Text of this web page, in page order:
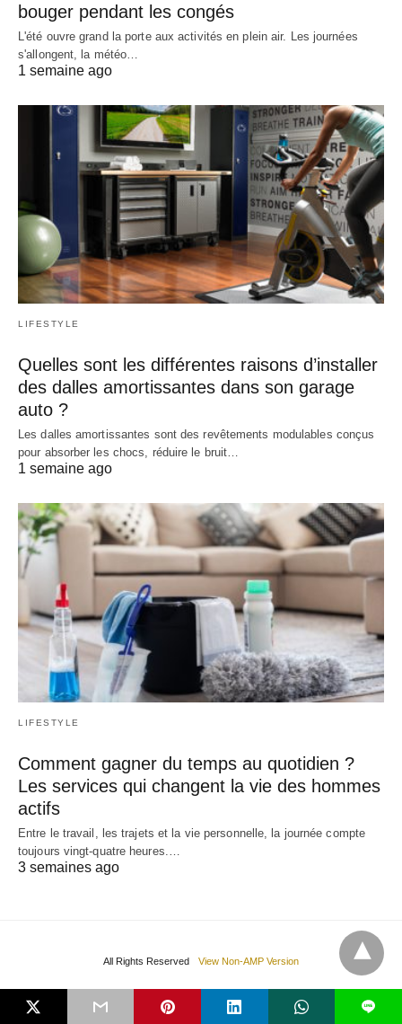
bouger pendant les congés
L'été ouvre grand la porte aux activités en plein air. Les journées
s'allongent, la météo…
1 semaine ago
LIFESTYLE
Quelles sont les différentes raisons d’installer
des dalles amortissantes dans son garage
auto ?
Les dalles amortissantes sont des revêtements modulables conçus
pour absorber les chocs, réduire le bruit…
1 semaine ago
LIFESTYLE
Comment gagner du temps au quotidien ?
Les services qui changent la vie des hommes
actifs
Entre le travail, les trajets et la vie personnelle, la journée compte
toujours vingt-quatre heures.…
3 semaines ago
All Rights Reserved View Non-AMP Version
L